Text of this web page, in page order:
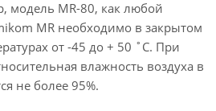
модель MR-80, как любой
MR необходимо в закрытом
от -45 до + 50 ˚С. При
влажность воздуха в
не более 95%.